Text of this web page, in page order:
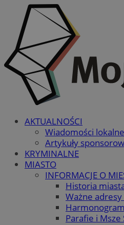
AKTUALNOŚCI
Wiadomości lokalne
Artykuły
KRYMINALNE
MIASTO
INFORMACJE O
Historia
Ważne
Parafie i Msze